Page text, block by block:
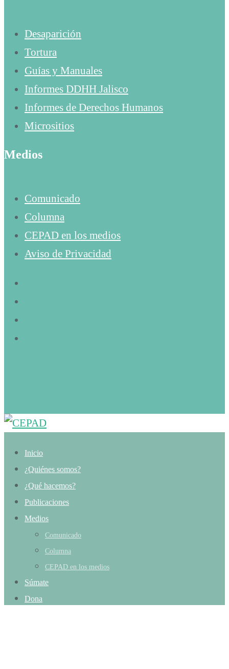
Desaparición
Tortura
Guías y Manuales
Informes DDHH Jalisco
Informes de Derechos Humanos
Micrositios
Medios
Comunicado
Columna
CEPAD en los medios
Aviso de Privacidad
Inicio
¿Quiénes somos?
¿Qué hacemos?
Publicaciones
Medios
Comunicado
Columna
CEPAD en los medios
Súmate
Dona